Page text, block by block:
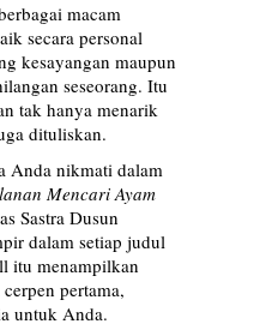
macam
secara personal
kesayangan maupun
seseorang. Itu
tak hanya menarik
dituliskan.
Anda nikmati dalam
Mencari Ayam
Sastra Dusun
dalam setiap judul
itu menampilkan
pertama,
untuk Anda.